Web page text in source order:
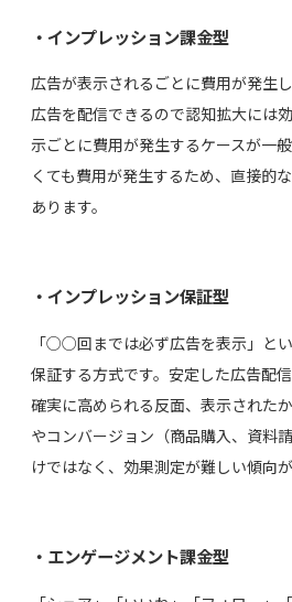
・インプレッション課金型
広告が表示されるごとに費用が発生
広告を配信できるので認知拡大には
示ごとに費用が発生するケースが一
くても費用が発生するため、直接的
あります。
・インプレッション保証型
「○○回までは必ず広告を表示」と
保証する方式です。安定した広告配
確実に高められる反面、表示された
やコンバージョン（商品購入、資料
けではなく、効果測定が難しい傾向が
・エンゲージメント課金型